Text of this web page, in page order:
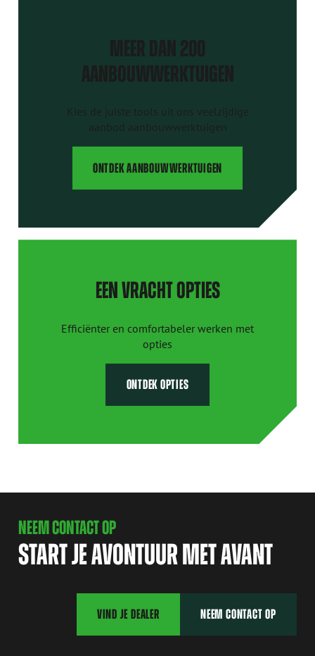
MEER DAN 200
AANBOUWWERKTUIGEN
Kies de juiste tools uit ons veelzijdige
aanbod aanbouwwerktuigen
ONTDEK AANBOUWWERKTUIGEN
EEN VRACHT OPTIES
Efficiënter en comfortabeler werken met
opties
ONTDEK OPTIES
NEEM CONTACT OP
START JE AVONTUUR MET AVANT
VIND JE DEALER NEEM CONTACT OP